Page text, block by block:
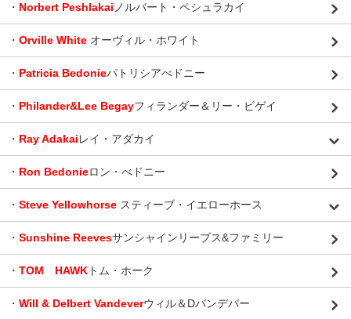
・ Norbert Peshlakai ノルバート・ペシュラカイ
・ Orville White オーヴィル・ホワイト
・ Patricia Bedonieパトリシアべドニー
・ Philander&Lee Begayフィランダー＆リー・ビゲイ
・ Ray Adakaiレイ・アダカイ
・ Ron Bedonieロン・べドニー
・ Steve Yellowhorse スティーブ・イエローホース
・ Sunshine Reevesサンシャインリーブス&ファミリー
・ TOM HAWK トム・ホーク
・ Will & Delbert Vandeverウィル＆Dバンデバー